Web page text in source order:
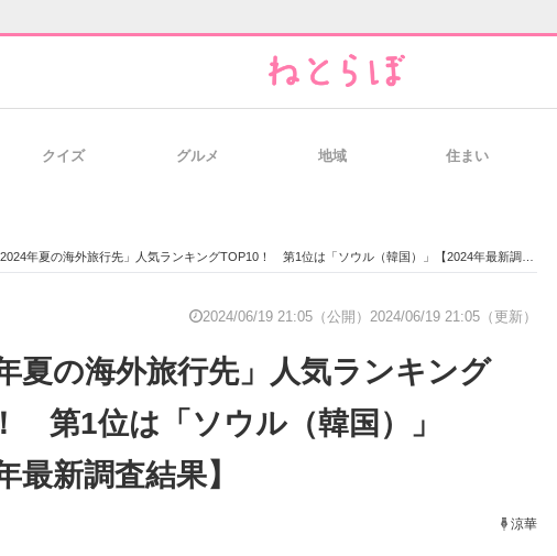
経営リーダ
IT製品の技術・比較・事例 製造業のIT
エネルギ
クイズ グルメ 地域 住まい
2024年夏の海外旅行先」人気ランキングTOP10！ 第1位は「ソウル（韓国）」【2024年最新調査結果】
2024/06/19 21:05（公開） 2024/06/19 21:05（更新）
夏の海外旅行先」人気ランキング
第1位は「ソウル（韓国）」
最新調査結果】
涼華